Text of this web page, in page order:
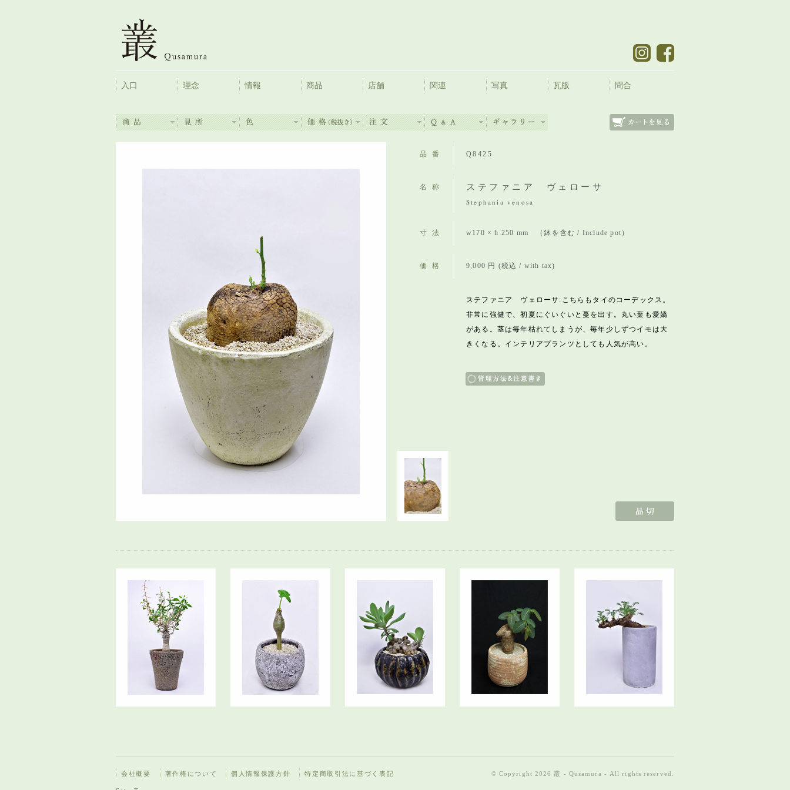
入口 理念 情報 商品 店舗 関連 写真 瓦版 問合
品番 Q8425
名称 ステファニア ヴェローサ
Stephania venosa
寸法 w170 × h 250 mm （鉢を含む / Include pot）
価格 9,000 円 (税込 / with tax)
ステファニア ヴェローサ:こちらもタイのコーデックス。
非常に強健で、初夏にぐいぐいと蔓を出す。丸い葉も愛嬌
がある。茎は毎年枯れてしまうが、毎年少しずつイモは大
きくなる。インテリアプランツとしても人気が高い。
会社概要 著作権について 個人情報保護方針 特定商取引法に基づく表記 © Copyright 2026 叢 - Qusamura - All rights reserved.